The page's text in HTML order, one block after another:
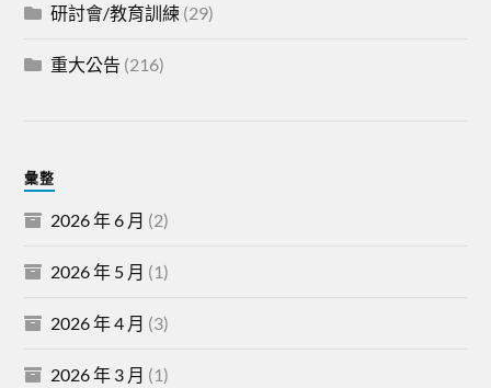
研討會/教育訓練 (29)
重大公告 (216)
彙整
2026 年 6 月 (2)
2026 年 5 月 (1)
2026 年 4 月 (3)
2026 年 3 月 (1)